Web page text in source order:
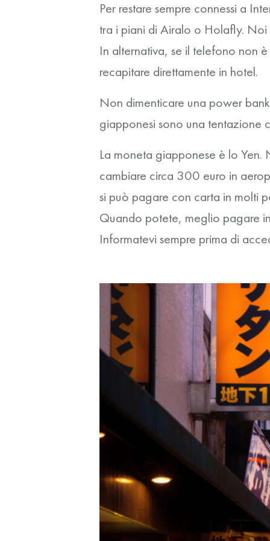
Per restare sempre connessi a
tra i piani di Airalo o Holafly.
In alternativa, se il telefono non
recapitare direttamente in hotel.
Non dimenticare una power
giapponesi sono una tentazione
La moneta giapponese è lo
cambiare circa 300 euro in
si può pagare con carta in molti
Quando potete, meglio pagare
Informatevi sempre prima di